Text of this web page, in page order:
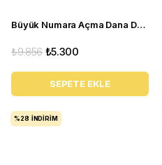
Büyük Numara Açma Dana Derisi Üst Kalite Erkek Ayakkabı - NV02 Bordo Açma
₺5.300
₺9.856
SEPETE EKLE
%28 İNDIRIM